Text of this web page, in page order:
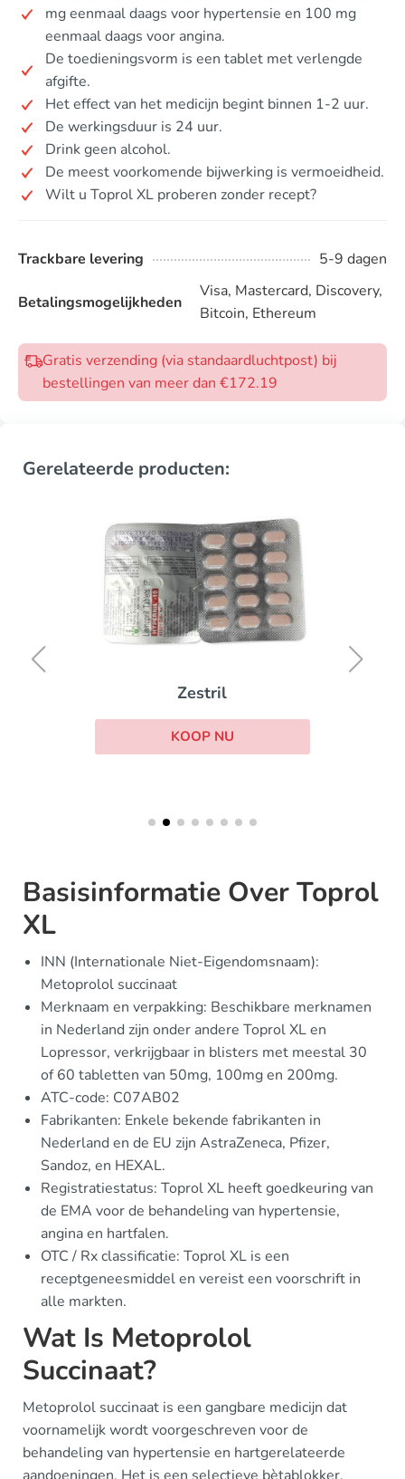
mg eenmaal daags voor hypertensie en 100 mg
eenmaal daags voor angina.
De toedieningsvorm is een tablet met verlengde
afgifte.
Het effect van het medicijn begint binnen 1-2 uur.
De werkingsduur is 24 uur.
Drink geen alcohol.
De meest voorkomende bijwerking is vermoeidheid.
Wilt u Toprol XL proberen zonder recept?
Trackbare levering 5-9 dagen
Betalingsmogelijkheden
Visa, Mastercard, Discovery,
Bitcoin, Ethereum
Gratis verzending (via standaardluchtpost) bij
bestellingen van meer dan €172.19
Gerelateerde producten:
Zestril
KOOP NU
Basisinformatie Over Toprol
XL
INN (Internationale Niet-Eigendomsnaam):
Metoprolol succinaat
Merknaam en verpakking: Beschikbare merknamen
in Nederland zijn onder andere Toprol XL en
Lopressor, verkrijgbaar in blisters met meestal 30
of 60 tabletten van 50mg, 100mg en 200mg.
ATC-code: C07AB02
Fabrikanten: Enkele bekende fabrikanten in
Nederland en de EU zijn AstraZeneca, Pfizer,
Sandoz, en HEXAL.
Registratiestatus: Toprol XL heeft goedkeuring van
de EMA voor de behandeling van hypertensie,
angina en hartfalen.
OTC / Rx classificatie: Toprol XL is een
receptgeneesmiddel en vereist een voorschrift in
alle markten.
Wat Is Metoprolol
Succinaat?
Metoprolol succinaat is een gangbare medicijn dat
voornamelijk wordt voorgeschreven voor de
behandeling van hypertensie en hartgerelateerde